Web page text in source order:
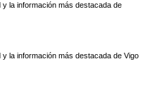
y la información más destacada de
y la información más destacada de Vigo